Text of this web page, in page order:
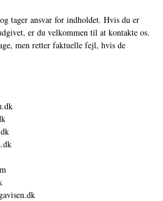
tager ansvar for indholdet. Hvis du er
er du velkommen til at kontakte os.
men retter faktuelle fejl, hvis de